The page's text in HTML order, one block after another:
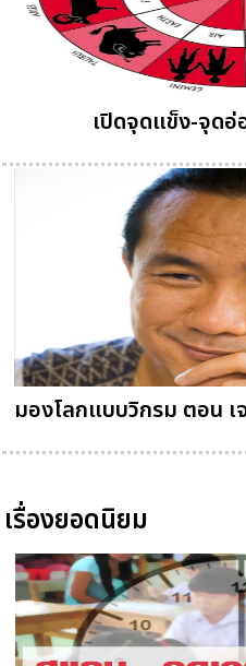
เปิดจุดแข็ง-จุดอ่
มองโลกแบบวิกรม ตอน เ
เรื่องยอดนิยม